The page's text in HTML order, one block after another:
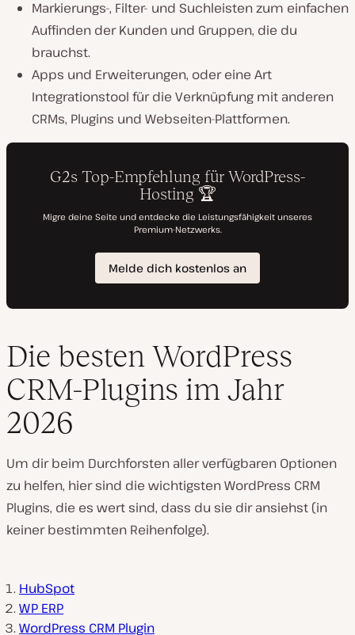
Markierungs-, Filter- und Suchleisten zum einfachen
Auffinden der Kunden und Gruppen, die du
brauchst.
Apps und Erweiterungen, oder eine Art
Integrationstool für die Verknüpfung mit anderen
CRMs, Plugins und Webseiten-Plattformen.
Die besten WordPress
CRM-Plugins im Jahr
2026
Um dir beim Durchforsten aller verfügbaren Optionen
zu helfen, hier sind die wichtigsten WordPress CRM
Plugins, die es wert sind, dass du sie dir ansiehst (in
keiner bestimmten Reihenfolge).
HubSpot
WP ERP
WordPress CRM Plugin